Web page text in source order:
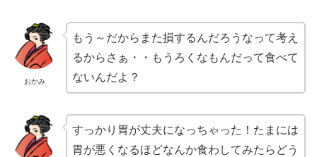
おかみ
もう～だからまた損するんだろうなって考え
るからさぁ・・もうろくなもんだって食べて
ないんだよ？
すっかり胃が丈夫になっちゃった！たまには
胃が悪くなるほどなんか食わしてみたらどう